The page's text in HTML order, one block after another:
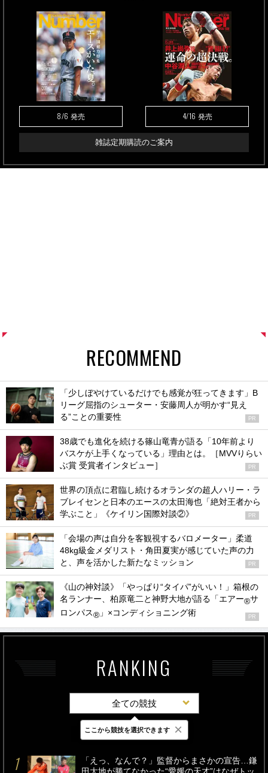
8/6 発売 4/16 発売
雑誌定期購読のご案内
RECOMMEND
「少しぼやけているだけでも感覚が狂ってきます」B
リーグ屈指のシューター・安藤周人が明かす“見え
る”ことの重要性
PR
38歳でも進化を続ける篠山竜青が語る「10年前より
バスケが上手くなっている」理由とは。［MVVりらい
ぶ賞 受賞者インタビュー］
PR
世界の頂点に君臨し続けるオランダの超人ハリー・ラ
ブレイセンと日本のエースの太田海也「絶対王者から
学ぶこと」《ケイリン国際対談②》
PR
「会場の声は自分を客観視するバロメーター」柔道
48kg級金メダリスト・角田夏実が感じていた声の力
と、声を活かした新たなミッション
PR
《山の神対談》「やっぱり“タイパ”がいい！」箱根の
名ランナー、柏原竜二と神野大地が語る「エアー®サ
ロンパス® 」×コンディショニング術 PR
RANKING
全ての競技
最新 24時間 週間
「えっ、なんで？」監督からまさかの宣告…鎌
ここから競技を選択できます ×